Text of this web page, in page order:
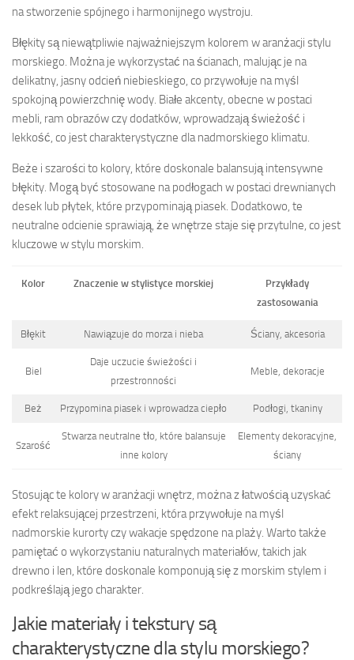
na stworzenie spójnego i harmonijnego wystroju.
Błękity są niewątpliwie najważniejszym kolorem w aranżacji stylu
morskiego. Można je wykorzystać na ścianach, malując je na
delikatny, jasny odcień niebieskiego, co przywołuje na myśl
spokojną powierzchnię wody. Białe akcenty, obecne w postaci
mebli, ram obrazów czy dodatków, wprowadzają świeżość i
lekkość, co jest charakterystyczne dla nadmorskiego klimatu.
Beże i szarości to kolory, które doskonale balansują intensywne
błękity. Mogą być stosowane na podłogach w postaci drewnianych
desek lub płytek, które przypominają piasek. Dodatkowo, te
neutralne odcienie sprawiają, że wnętrze staje się przytulne, co jest
kluczowe w stylu morskim.
Kolor Znaczenie w stylistyce morskiej
Przykłady
zastosowania
Błękit Nawiązuje do morza i nieba Ściany, akcesoria
Biel
Daje uczucie świeżości i
przestronności
Meble, dekoracje
Beż Przypomina piasek i wprowadza ciepło Podłogi, tkaniny
Szarość
Stwarza neutralne tło, które balansuje
inne kolory
Elementy dekoracyjne,
ściany
Stosując te kolory w aranżacji wnętrz, można z łatwością uzyskać
efekt relaksującej przestrzeni, która przywołuje na myśl
nadmorskie kurorty czy wakacje spędzone na plaży. Warto także
pamiętać o wykorzystaniu naturalnych materiałów, takich jak
drewno i len, które doskonale komponują się z morskim stylem i
podkreślają jego charakter.
Jakie materiały i tekstury są
charakterystyczne dla stylu morskiego?